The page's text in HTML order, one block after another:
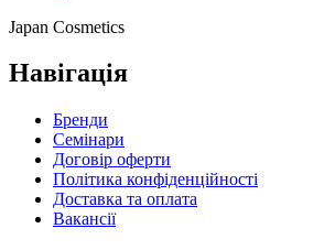
Japan Cosmetics
Навігація
Бренди
Семінари
Договір оферти
Політика конфіденційності
Доставка та оплата
Вакансії